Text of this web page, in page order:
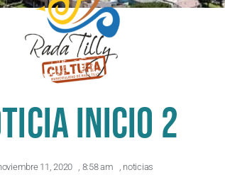
inicio 2
11, 2020 , 8:58 am , noticias